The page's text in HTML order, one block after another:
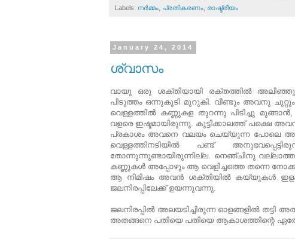
Labels: നര്‍മ്മം, പ്രതികരണം, രാഷ്ട്രീയം
January 24, 2014
ശ്വാസം
വായു ഒരു ശക്തിയായി രക്തത്തിൽ അലിഞ്ഞു
പിടുത്തം ഒന്നുകൂടി മുറുകി. വീണ്ടും അവനു
വെള്ളത്തിൽ കണ്ണുകള തുറന്നു പിടിച്ചു
വളരെ ഇഷ്ടമായിരുന്നു. കുട്ടിക്കാലത്ത് പക്ഷെ
പ്രകാശം അവനെ വലയം ചെയ്യുന്ന പോലെ
വെള്ളത്തിനടിയിൽ പണ്ട്
തോന്നുന്നുണ്ടായിരുന്നില്ല. നെഞ്ചിനു
കണ്ണുകൾ അപ്പോഴും ആ വെളിച്ചത്തെ തന്നെ
ആ നിമിഷം അവൻ ശക്തിയിൽ കയ്യുകൾ
ജലനിരപ്പിലേക്ക് ഉയന്നുവന്നു.
ജലനിരപ്പിൽ അലയടിച്ചിരുന്ന ഓളങ്ങളിൽ
അതങ്ങനെ പതിയെ പതിയെ ആകാശത്തിന്റെ